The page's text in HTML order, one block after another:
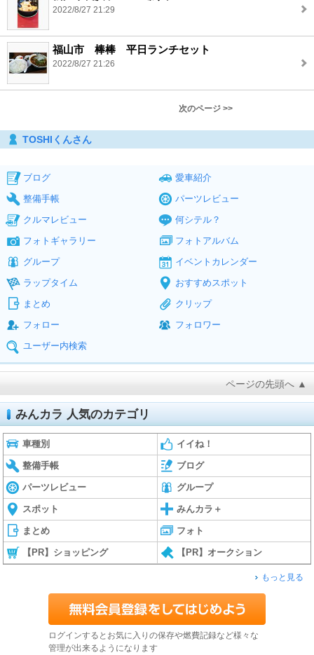
2022/8/27 21:29
福山市 棒棒 平日ランチセット
2022/8/27 21:26
次のページ >>
TOSHIくんさん
ブログ
愛車紹介
整備手帳
パーツレビュー
クルマレビュー
何シテル？
フォトギャラリー
フォトアルバム
グループ
イベントカレンダー
ラップタイム
おすすめスポット
まとめ
クリップ
フォロー
フォロワー
ユーザー内検索
ページの先頭へ ▲
みんカラ 人気のカテゴリ
車種別 イイね！
整備手帳 ブログ
パーツレビュー グループ
スポット みんカラ＋
まとめ フォト
【PR】ショッピング 【PR】オークション
もっと見る
ログインするとお気に入りの保存や燃費記録など様々な
管理が出来るようになります